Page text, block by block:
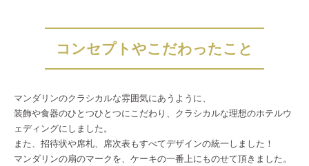
コンセプトやこだわったこと
マンダリンのクラシカルな雰囲気にあうように、
装飾や食器のひとつひとつにこだわり、クラシカルな理想のホテルウ
ェディングにしました。
また、招待状や席札、席次表もすべてデザインの統一しました！
マンダリンの扇のマークを、ケーキの一番上にものせて頂きました。